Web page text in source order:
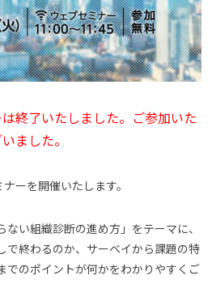
終了いたしました。ご参加いた
ました。
ーを開催いたします。
ない組織診断の進め方」をテーマに、
で終わるのか、サーベイから課題の特
でのポイントが何かをわかりやすくご